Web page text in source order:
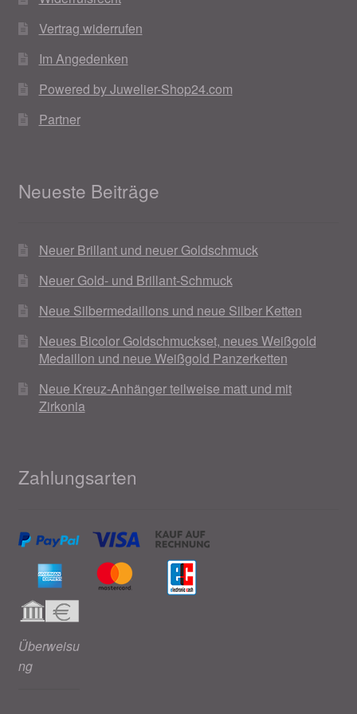
Weihnachtsangebote 2019
Weihnachtsangebote 2020
Weihnachtsangebote 2021
Woocommerce Predictive Search
Vertrag widerrufen
Im Angedenken
Powered by Juwelier-Shop24.com
Partner
Neueste Beiträge
Neuer Brillant und neuer Goldschmuck
Neuer Gold- und Brillant-Schmuck
Neue Silbermedaillons und neue Silber Ketten
Neues Bicolor Goldschmuckset, neues Weißgold
Medaillon und neue Weißgold Panzerketten
Neue Kreuz-Anhänger teilweise matt und mit
Zirkonia
Zahlungsarten
Überweisu
ng